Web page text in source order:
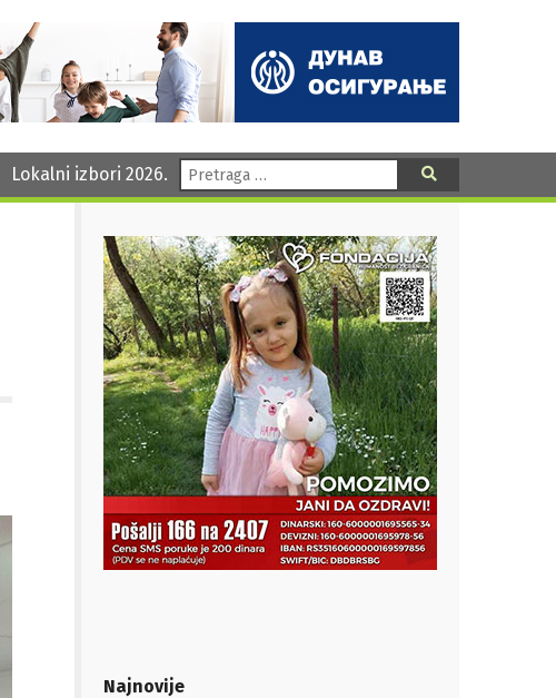
Lokalni izbori 2026. Pretraga:
Najnovije